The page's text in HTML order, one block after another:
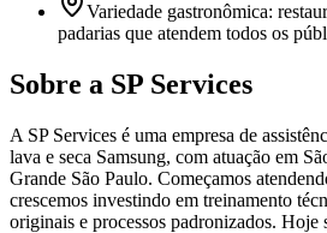
Variedade gastronômica:
padarias que atendem todos os
Sobre a SP Services
A SP Services é uma empresa de
lava e seca Samsung, com atuação em
Grande São Paulo. Começamos
crescemos investindo em treinamento
originais e processos padronizados. Hoje